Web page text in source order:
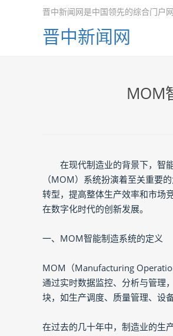
晋中新闻网是中国领先的综合门户
晋中新闻网
MOM
在现代制造业的背景下，智
（MOM）系统扮演着至关重要的
转型，提高整体生产效率和市场
在数字化时代的创新发展。
一、MOM智能制造系统的定义
MOM（Manufacturing
通过实时数据监控、分析与管理
块，如生产调度、质量管理、设
在过去的几十年中，制造业的生